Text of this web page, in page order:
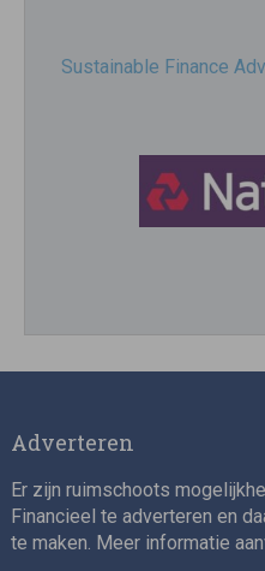
Sustainable Finance
Director, Impact
Adverteren
Er zijn ruimschoots
Financieel te adverteren en
te maken. Meer informatie